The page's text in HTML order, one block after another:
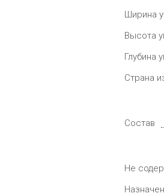
Ширина
Высота
Глубина
Страна
Состав
Не